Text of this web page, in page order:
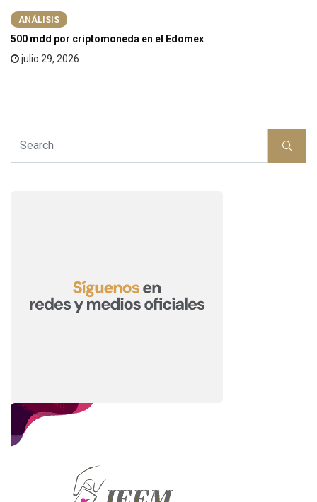
ANÁLISIS
500 mdd por criptomoneda en el Edomex
julio 29, 2026